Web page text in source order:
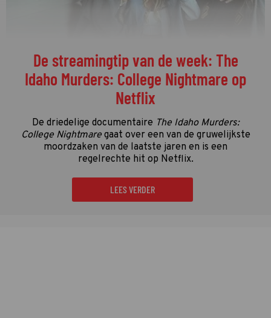
De streamingtip van de week: The
Idaho Murders: College Nightmare op
Netflix
De driedelige documentaire The Idaho Murders:
College Nightmaregaat over een van de gruwelijkste
moordzaken van de laatste jaren en is een
regelrechte hit op Netflix.
LEES VERDER